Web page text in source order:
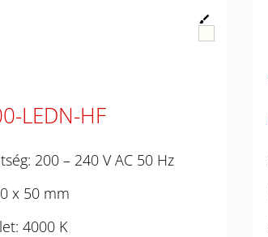
LEDN-HF
200 – 240 V AC 50 Hz
x 50 mm
4000 K